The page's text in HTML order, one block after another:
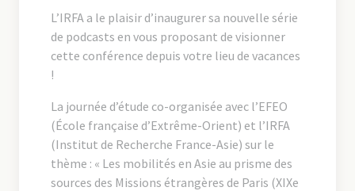
L’IRFA a le plaisir d’inaugurer sa nouvelle série
de podcasts en vous proposant de visionner
cette conférence depuis votre lieu de vacances
!
La journée d’étude co-organisée avec l’EFEO
(École française d’Extrême-Orient) et l’IRFA
(Institut de Recherche France-Asie) sur le
thème : « Les mobilités en Asie au prisme des
sources des Missions étrangères de Paris (XIXe